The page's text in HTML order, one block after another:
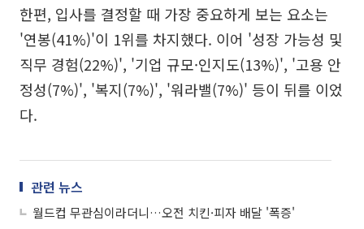
한편, 입사를 결정할 때 가장 중요하게 보는 요소는
'연봉(41%)'이 1위를 차지했다. 이어 '성장 가능성 및
직무 경험(22%)', '기업 규모·인지도(13%)', '고용 안
정성(7%)', '복지(7%)', '워라밸(7%)' 등이 뒤를 이었
다.
관련 뉴스
월드컵 무관심이라더니…오전 치킨·피자 배달 '폭증'